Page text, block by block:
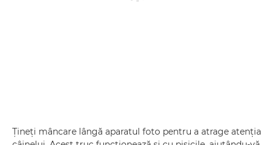
Ţineţi mâncare lângă aparatul foto pentru a atrage atenţia